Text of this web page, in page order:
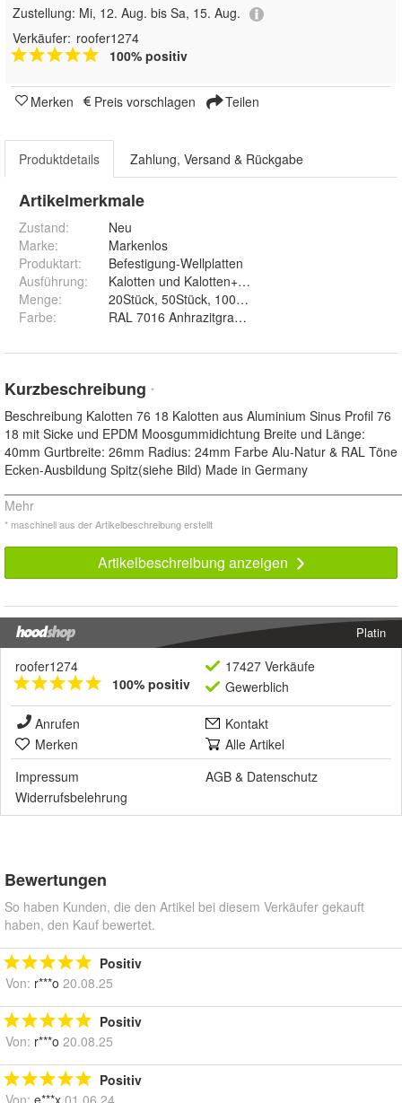
Zustellung: Mi, 12. Aug. bis Sa, 15. Aug.
Verkäufer: roofer1274
100% positiv
Merken Preis vorschlagen Teilen
Produktdetails Zahlung, Versand & Rückgabe
Artikelmerkmale
Zustand:
Neu
Marke:
Markenlos
Produktart:
Befestigung-Wellplatten
Ausführung:
Kalotten und Kalotten+Schrauben
Menge:
Farbe:
Kurzbeschreibung *
Beschreibung Kalotten 76 18 Kalotten aus Aluminium Sinus Profil 76
18 mit Sicke und EPDM Moosgummidichtung Breite und Länge:
40mm Gurtbreite: 26mm Radius: 24mm Farbe Alu-Natur & RAL Töne
Ecken-Ausbildung Spitz(siehe Bild) Made in Germany
Mehr
* maschinell aus der Artikelbeschreibung erstellt
Artikelbeschreibung anzeigen
Platin
roofer1274
100% positiv
17427 Verkäufe
Gewerblich
Anrufen
Kontakt
Merken
Alle Artikel
Impressum
AGB & Datenschutz
Widerrufsbelehrung
Bewertungen
So haben Kunden, die den Artikel bei diesem Verkäufer gekauft
haben, den Kauf bewertet.
Positiv
Von: r***o 20.08.25
Positiv
Von: r***o 20.08.25
Positiv
Von: e***x 01.06.24